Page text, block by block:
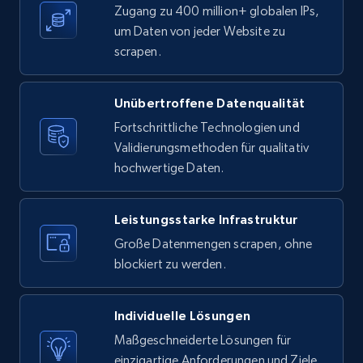
Youtube - Videos posts - Search new
youtube videos by keyword
URL, Title, Youtuber, Youtuber md5, Video url,
Video length, Likes, Views, and more.
8.1K+ 713+ Gratis testen
Youtube - Videos posts - Discover videos by
URL, Title, Youtuber, Youtuber md5, Video url,
Video length, Likes, Views, and more.
Zugang zu 400 million+ globalen IPs,
um Daten von jeder Website zu
scrapen.
Unübertroffene Datenqualität
Fortschrittliche Technologien und
Validierungsmethoden für qualitativ
hochwertige Daten.
Leistungsstarke Infrastruktur
Große Datenmengen scrapen, ohne
blockiert zu werden.
Individuelle Lösungen
Maßgeschneiderte Lösungen für